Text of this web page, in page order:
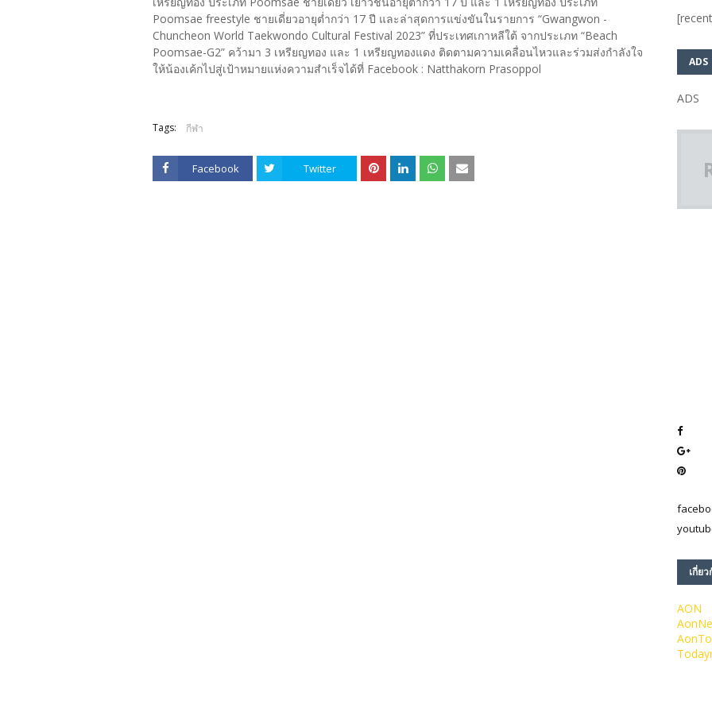
Poomsae freestyle ชายเดี่ยวอายุต่ำกว่า 17 ปี และล่าสุดการแข่งขันในรายการ “Gwangwon -
Chuncheon World Taekwondo Cultural Festival 2023” ที่ประเทศเกาหลีใต้ จากประเภท “Beach
Poomsae-G2” คว้ามา 3 เหรียญทอง และ 1 เหรียญทองแดง ติดตามความเคลื่อนไหวและร่วมส่งกำลังใจ
ให้น้องเค้กไปสู่เป้าหมายแห่งความสำเร็จได้ที่ Facebook : Natthakorn Prasoppol
Tags: กีฬา
Facebook Twitter
ADS
ADS
เกี่ย
AON